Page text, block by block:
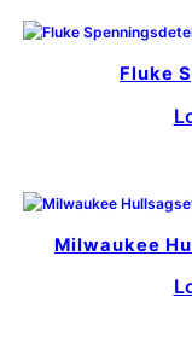
Fluke
Milwaukee